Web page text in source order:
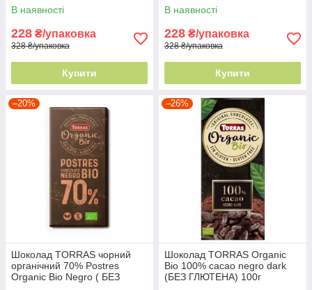
В наявності
228 ₴/упаковка
328 ₴/упаковка
Купити
В наявності
228 ₴/упаковка
328 ₴/упаковка
Купити
–20%
Шоколад TORRAS чорний
органічний 70% Postres
Organic Bio Negro ( БЕЗ
–26%
Шоколад TORRAS Organic
Bio 100% cacao negro dark
(БЕЗ ГЛЮТЕНА) 100г